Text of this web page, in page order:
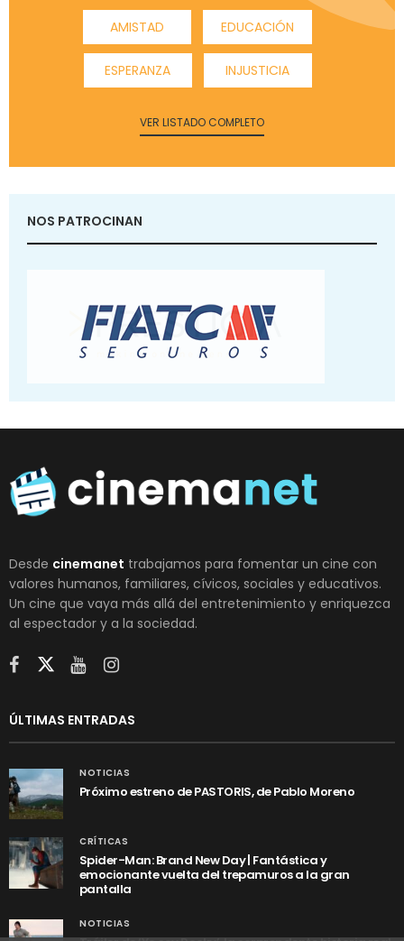
AMISTAD EDUCACIÓN
ESPERANZA INJUSTICIA
VER LISTADO COMPLETO
NOS PATROCINAN
Desde cinemanet trabajamos para fomentar un cine con
valores humanos, familiares, cívicos, sociales y educativos.
Un cine que vaya más allá del entretenimiento y enriquezca
al espectador y a la sociedad.
ÚLTIMAS ENTRADAS
NOTICIAS
Próximo estreno de PASTORIS, de Pablo Moreno
CRÍTICAS
Spider-Man: Brand New Day | Fantástica y
emocionante vuelta del trepamuros a la gran
pantalla
NOTICIAS